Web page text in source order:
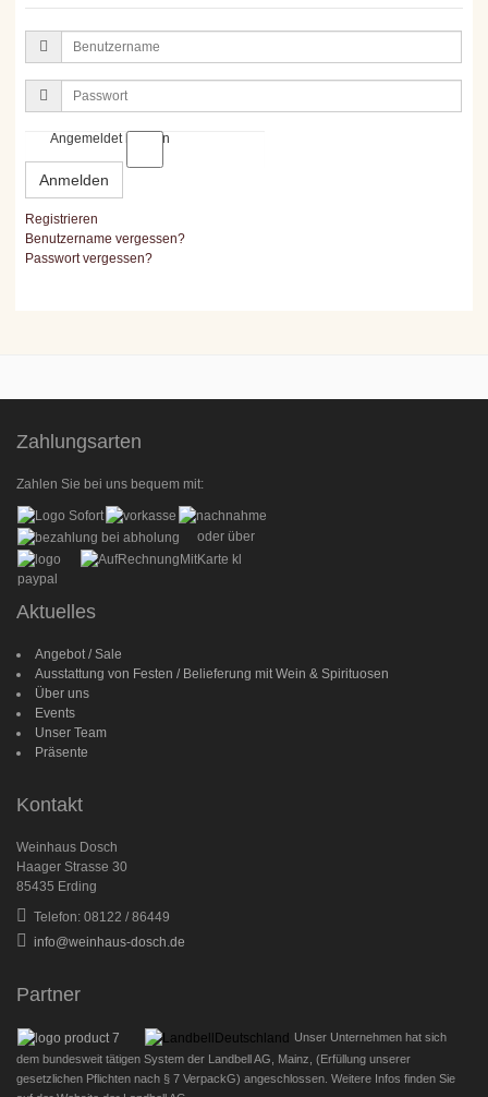
Benutzername
Passwort
Angemeldet bleiben
Anmelden
Registrieren
Benutzername vergessen?
Passwort vergessen?
Zahlungsarten
Zahlen Sie bei uns bequem mit:
oder über
Aktuelles
Angebot / Sale
Ausstattung von Festen / Belieferung mit Wein & Spirituosen
Über uns
Events
Unser Team
Präsente
Kontakt
Weinhaus Dosch
Haager Strasse 30
85435 Erding
Telefon: 08122 / 86449
info@weinhaus-dosch.de
Partner
Unser Unternehmen hat sich
dem bundesweit tätigen System der Landbell AG, Mainz, (Erfüllung unserer
gesetzlichen Pflichten nach § 7 VerpackG) angeschlossen. Weitere Infos finden Sie